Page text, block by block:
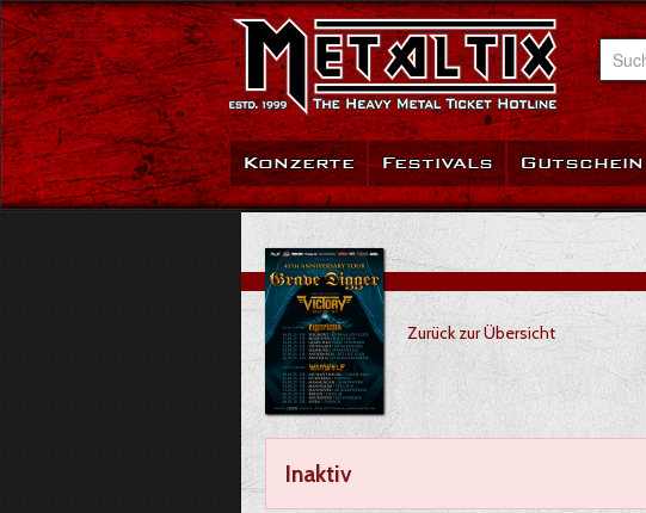
Suchen
Konzerte Festivals Gutschein
Zurück zur Übersicht
Inaktiv